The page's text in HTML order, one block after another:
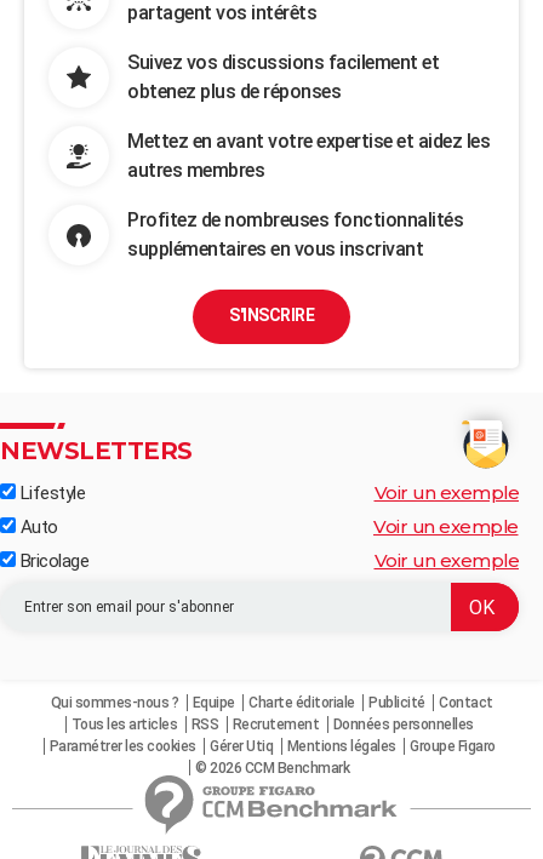
partagent vos intérêts
Suivez vos discussions facilement et
obtenez plus de réponses
Mettez en avant votre expertise et aidez les
autres membres
Profitez de nombreuses fonctionnalités
supplémentaires en vous inscrivant
S'INSCRIRE
NEWSLETTERS
Lifestyle Voir un exemple
Auto Voir un exemple
Bricolage Voir un exemple
Qui sommes-nous ? Equipe Charte éditoriale Publicité
Contact
Tous les articles
RSS Recrutement
Données personnelles
Paramétrer les cookies
Gérer Utiq Mentions légales
Groupe Figaro
© 2026 CCM Benchmark